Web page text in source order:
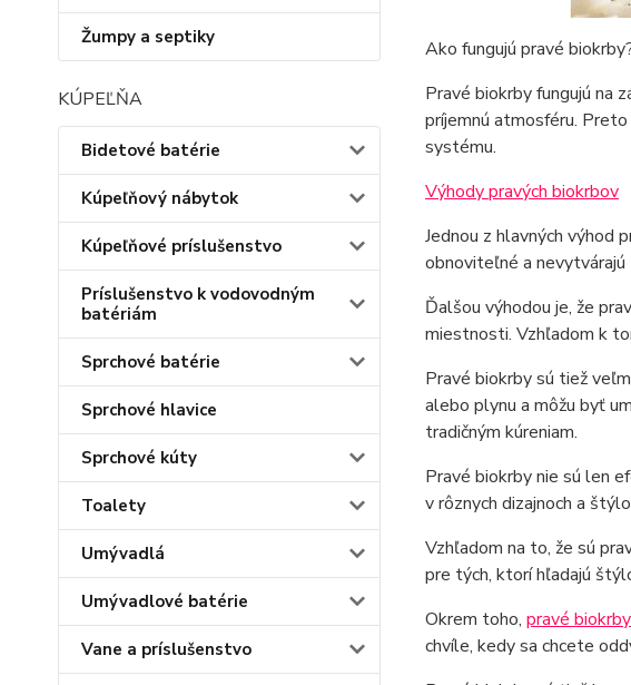
Žumpy a septiky
KÚPEĽŇA
Bidetové batérie
Kúpeľňový nábytok
Kúpeľňové príslušenstvo
Príslušenstvo k vodovodným
batériám
Sprchové batérie
Sprchové hlavice
Sprchové kúty
Toalety
Umývadlá
Umývadlové batérie
Vane a príslušenstvo
Ako fungujú pravé
Pravé biokrby fungujú na
príjemnú atmosféru.
systému.
Výhody pravých biokrbov
Jednou z hlavných výhod
obnoviteľné a nevytvárajú
Ďalšou výhodou je, že
miestnosti. Vzhľadom k
Pravé biokrby sú tiež
alebo plynu a môžu byť
tradičným kúreniam.
Pravé biokrby nie sú len
v rôznych dizajnoch a
Vzhľadom na to, že sú
pre tých, ktorí hľadajú
Okrem toho, pravé
chvíle, kedy sa chcete